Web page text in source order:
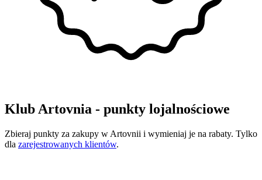
Klub Artovnia - punkty lojalnościowe
Zbieraj punkty za zakupy w Artovnii i wymieniaj je na rabaty. Tylko
dla zarejestrowanych klientów.